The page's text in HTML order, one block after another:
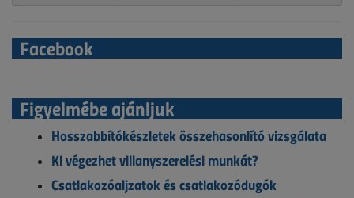
Facebook
Figyelmébe ajánljuk
Hosszabbítókészletek összehasonlító vizsgálata
Ki végezhet villanyszerelési munkát?
Csatlakozóaljzatok és csatlakozódugók